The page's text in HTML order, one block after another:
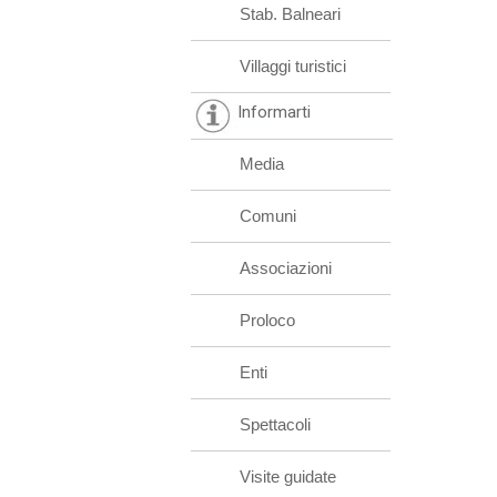
Stab. Balneari
Villaggi turistici
Informarti
Media
Comuni
Associazioni
Proloco
Enti
Spettacoli
Visite guidate